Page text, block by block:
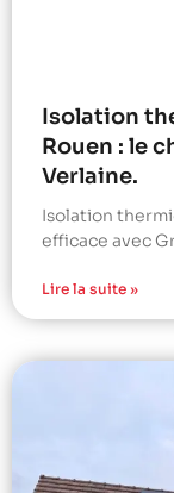
Isolation
Rouen : le
Verlaine.
Isolation
efficace avec
Lire la suite »